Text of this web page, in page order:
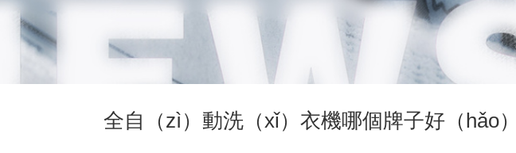
全自（zì）動洗（xǐ）衣機哪個牌子好（hǎo）